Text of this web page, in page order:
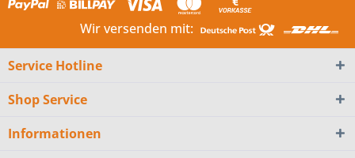
Wir versenden mit:
Service Hotline
Shop Service
Informationen